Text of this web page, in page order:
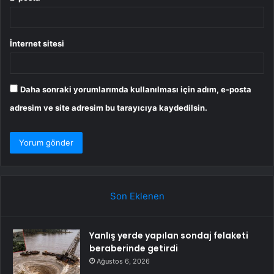
İnternet sitesi
Daha sonraki yorumlarımda kullanılması için adım, e-posta
adresim ve site adresim bu tarayıcıya kaydedilsin.
Son Eklenen
Yanlış yerde yapılan sondaj felaketi
beraberinde getirdi
Ağustos 6, 2026